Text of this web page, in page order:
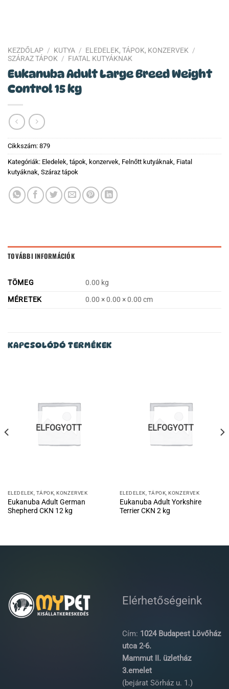
KEZDŐLAP / KUTYA / ELEDELEK, TÁPOK, KONZERVEK /
SZÁRAZ TÁPOK / FIATAL KUTYÁKNAK
Eukanuba Adult Large Breed Weight
Control 15 kg
Cikkszám: 879
Kategóriák: Eledelek, tápok, konzervek, Felnőtt kutyáknak, Fiatal
kutyáknak, Száraz tápok
TOVÁBBI INFORMÁCIÓK
TÖMEG
0.00 kg
MÉRETEK
0.00 × 0.00 × 0.00 cm
KAPCSOLÓDÓ TERMÉKEK
ELFOGYOTT
ELEDELEK, TÁPOK, KONZERVEK
Eukanuba Adult German
Shepherd CKN 12 kg
ELFOGYOTT
ELEDELEK, TÁPOK, KONZERVEK
Eukanuba Adult Yorkshire
Terrier CKN 2 kg
Elérhetőségeink
Cím: 1024 Budapest Lövőház
utca 2-6.
Mammut II. üzletház
3.emelet
(bejárat Sörház u. 1.)